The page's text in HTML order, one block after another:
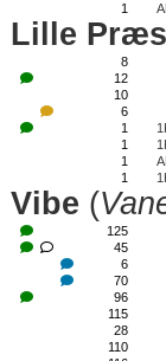
1
Lille
8
12
10
6
1
1
1
1
Vibe (
125
45
6
70
96
115
28
110